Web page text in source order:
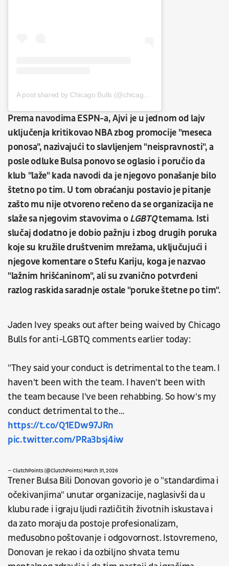
A post shared by Chicago Bulls (@chicagobulls)
Prema navodima ESPN-a, Ajvi je u jednom od lajv
uključenja kritikovao NBA zbog promocije "meseca
ponosa", nazivajući to slavljenjem "neispravnosti", a
posle odluke Bulsa ponovo se oglasio i poručio da
klub "laže" kada navodi da je njegovo ponašanje bilo
štetno po tim. U tom obraćanju postavio je pitanje
zašto mu nije otvoreno rečeno da se organizacija ne
slaže sa njegovim stavovima oLGBTQtemama. Isti
slučaj dodatno je dobio pažnju i zbog drugih poruka
koje su kružile društvenim mrežama, uključujući i
njegove komentare o Stefu Kariju, koga je nazvao
"lažnim hrišćaninom", ali su zvanično potvrđeni
razlog raskida saradnje ostale "poruke štetne po tim".
Jaden Ivey speaks out after being waived by Chicago
Bulls for anti-LGBTQ comments earlier today:
"They said your conduct is detrimental to the team. I
haven't been with the team. I haven't been with
the team because I've been rehabbing. So how's my
conduct detrimental to the…
https://t.co/Q1EDw97JRn
pic.twitter.com/PRa3bsj4iw
— ClutchPoints (@ClutchPoints) March 31, 2026
Trener Bulsa Bili Donovan govorio je o "standardima i
očekivanjima" unutar organizacije, naglasivši da u
klubu rade i igraju ljudi različitih životnih iskustava i
da zato moraju da postoje profesionalizam,
međusobno poštovanje i odgovornost. Istovremeno,
Donovan je rekao i da ozbiljno shvata temu